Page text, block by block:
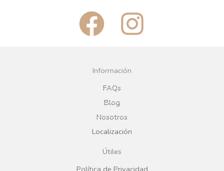
F
a
c
e
b
o
I
n
g
Información
FAQs
Blog
Nosotros
Localización
Útiles